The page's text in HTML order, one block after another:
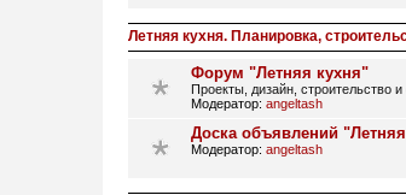
Летняя кухня. Планировка,
Форум "Летняя кухня"
Проекты, дизайн, строительство
Модератор: angeltash
Доска объявлений
Модератор: angeltash